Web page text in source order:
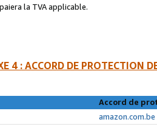
paiera la TVA applicable.
4 : ACCORD DE PROTECTION
Accord de